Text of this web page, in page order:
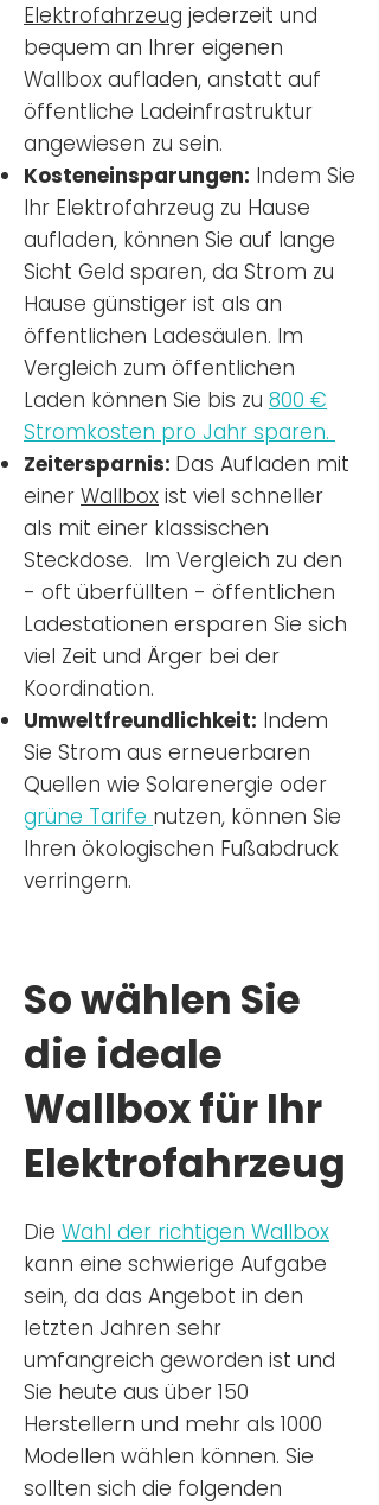
Elektrofahrzeug jederzeit und
bequem an Ihrer eigenen
Wallbox aufladen, anstatt auf
öffentliche Ladeinfrastruktur
angewiesen zu sein.
Kosteneinsparungen: Indem Sie
Ihr Elektrofahrzeug zu Hause
aufladen, können Sie auf lange
Sicht Geld sparen, da Strom zu
Hause günstiger ist als an
öffentlichen Ladesäulen. Im
Vergleich zum öffentlichen
Laden können Sie bis zu 800 €
Stromkosten pro Jahr sparen.
Zeitersparnis: Das Aufladen mit
einer Wallbox ist viel schneller
als mit einer klassischen
Steckdose. Im Vergleich zu den
- oft überfüllten - öffentlichen
Ladestationen ersparen Sie sich
viel Zeit und Ärger bei der
Koordination.
Umweltfreundlichkeit: Indem
Sie Strom aus erneuerbaren
Quellen wie Solarenergie oder
grüne Tarife nutzen, können Sie
Ihren ökologischen Fußabdruck
verringern.
So wählen Sie
die ideale
Wallbox für Ihr
Elektrofahrzeug
Die Wahl der richtigen Wallbox
kann eine schwierige Aufgabe
sein, da das Angebot in den
letzten Jahren sehr
umfangreich geworden ist und
Sie heute aus über 150
Herstellern und mehr als 1000
Modellen wählen können. Sie
sollten sich die folgenden